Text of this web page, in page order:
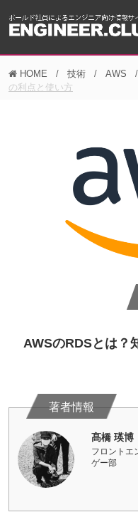
HOME 技術 AWS
の利点と使い方
AWSのRDSとは？
髙橋 瑛博
フロントエ
ゲー部